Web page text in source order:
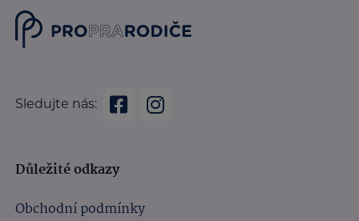
Sledujte nás:
Důležité odkazy
Obchodní podmínky